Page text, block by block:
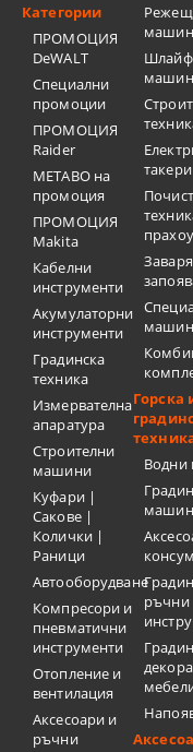
Категории
ПРОМОЦИЯ
DeWALT
Специални
промоции
ПРОМОЦИЯ
Raider
METABO на
промоция
ПРОМОЦИЯ
Makita
Кабелни
инструменти
Акумулаторни
инструменти
Градинска
техника
Измервателна
апаратура
Строителни
машини
Куфари |
Сакове |
Колички |
Раници
Автооборудване
Компресори и
пневматични
инструменти
Отопление и
вентилация
Аксесоари и
ръчни
такери
Горска
Водни
ръчни